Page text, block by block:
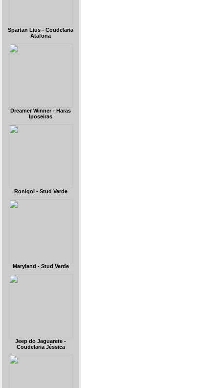
Spartan Lius - Coudelaria
Atafona
Dreamer Winner - Haras
Iposeiras
Ronigol - Stud Verde
Maryland - Stud Verde
Jeep do Jaguarete -
Coudelaria Jéssica